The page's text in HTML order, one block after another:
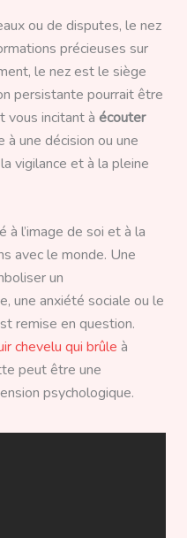
ou de disputes, le nez
précieuses sur
le nez est le siège
persistante pourrait être
vous incitant à écouter
à une décision ou une
vigilance et à la pleine
l’image de soi et à la
avec le monde. Une
un
une anxiété sociale ou le
remise en question.
chevelu qui brûle à
peut être une
psychologique.